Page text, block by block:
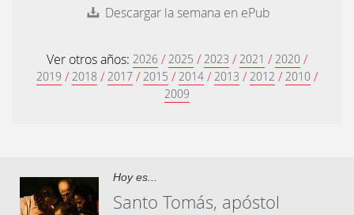
Descargar la semana en ePub
Ver otros años: 2026 / 2025 / 2023 / 2021 / 2020 /
2019 / 2018 / 2017 / 2015 / 2014 / 2013 / 2012 / 2010 /
2009
Hoy es...
Santo Tomás, apóstol